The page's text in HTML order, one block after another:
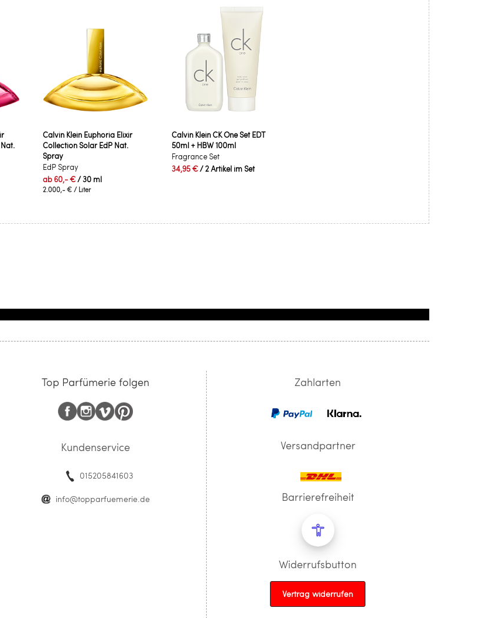
Calvin Klein Euphoria Elixir
Collection Solar EdP Nat.
Spray
EdP Spray
ab 60,- €/ 30 ml
2.000,- € / Liter
Calvin Klein CK One Set EDT
50ml + HBW 100ml
Fragrance Set
34,95 €/ 2 Artikel im Set
Top Parfümerie folgen
Kundenservice
015205841603
info@topparfuemerie.de
Zahlarten
Versandpartner
Barrierefreiheit
Widerrufsbutton
Vertrag widerrufen